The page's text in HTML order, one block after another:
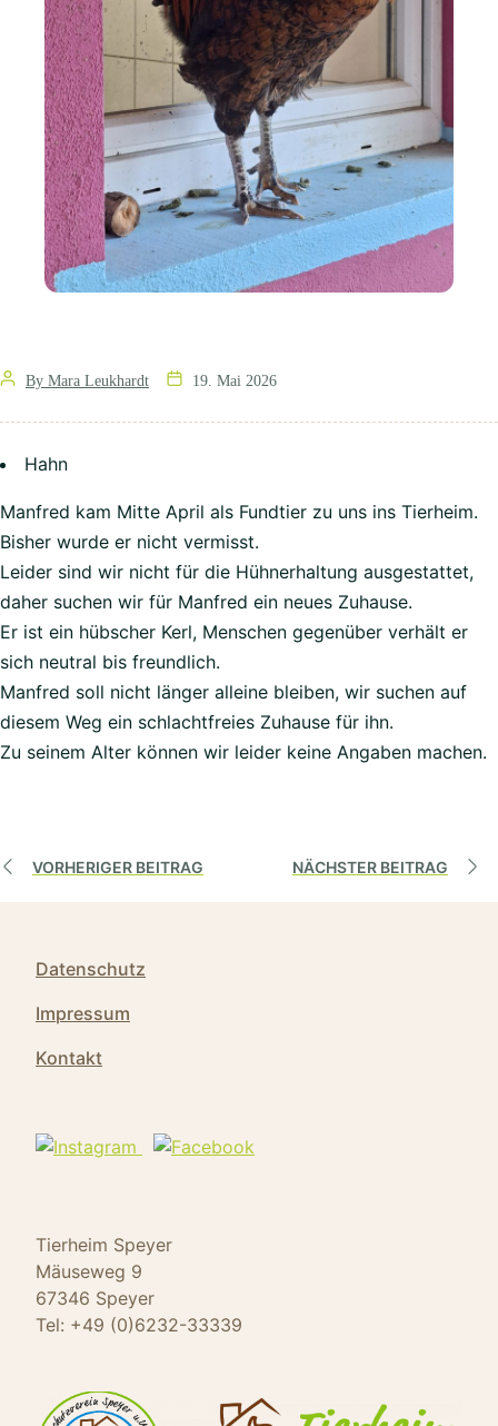
PostBy Mara Leukhardt 19. Mai 2026
Hahn
Manfred kam Mitte April als Fundtier zu uns ins Tierheim.
Bisher wurde er nicht vermisst.
Leider sind wir nicht für die Hühnerhaltung ausgestattet,
daher suchen wir für Manfred ein neues Zuhause.
Er ist ein hübscher Kerl, Menschen gegenüber verhält er
sich neutral bis freundlich.
Manfred soll nicht länger alleine bleiben, wir suchen auf
diesem Weg ein schlachtfreies Zuhause für ihn.
Zu seinem Alter können wir leider keine Angaben machen.
VORHERIGER BEITRAG NÄCHSTER BEITRAG
Datenschutz
Impressum
Kontakt
Tierheim Speyer
Mäuseweg 9
67346 Speyer
Tel: +49 (0)6232-33339